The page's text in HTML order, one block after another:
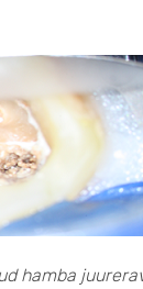
hamba